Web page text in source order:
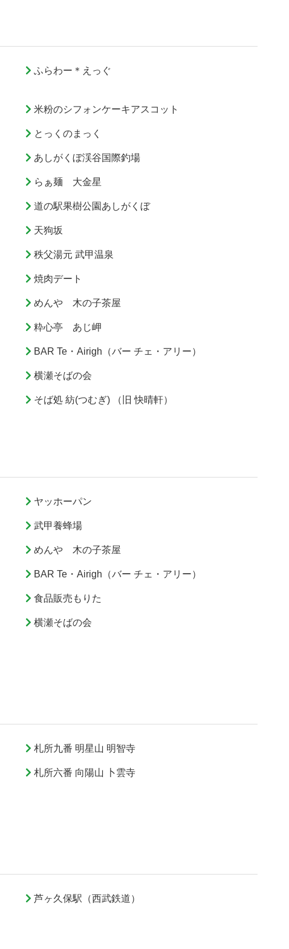
ふらわー＊えっぐ
米粉のシフォンケーキアスコット
とっくのまっく
あしがくぼ渓谷国際釣場
らぁ麺 大金星
道の駅果樹公園あしがくぼ
天狗坂
秩父湯元 武甲温泉
焼肉デート
めんや 木の子茶屋
粋心亭 あじ岬
BAR Te・Airigh（バー チェ・アリー）
横瀬そばの会
そば処 紡(つむぎ) （旧 快晴軒）
ヤッホーパン
武甲養蜂場
めんや 木の子茶屋
BAR Te・Airigh（バー チェ・アリー）
食品販売もりた
横瀬そばの会
札所九番 明星山 明智寺
札所六番 向陽山 卜雲寺
芦ヶ久保駅（西武鉄道）